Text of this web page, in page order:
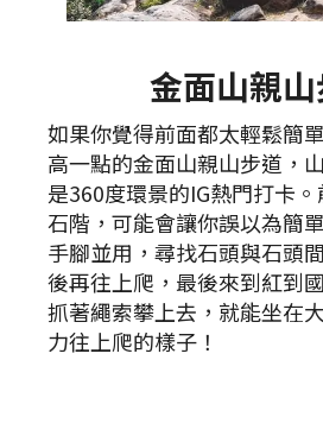
金面山親
如果你覺得前面都太輕鬆簡
高一點的金面山親山步道，
是360度環景的IG熱門打卡
石階，可能會讓你誤以為簡
手腳並用，尋找石頭與石頭
後再往上爬，最後來到紅到
抓著繩索攀上去，就能坐在
力往上爬的樣子！